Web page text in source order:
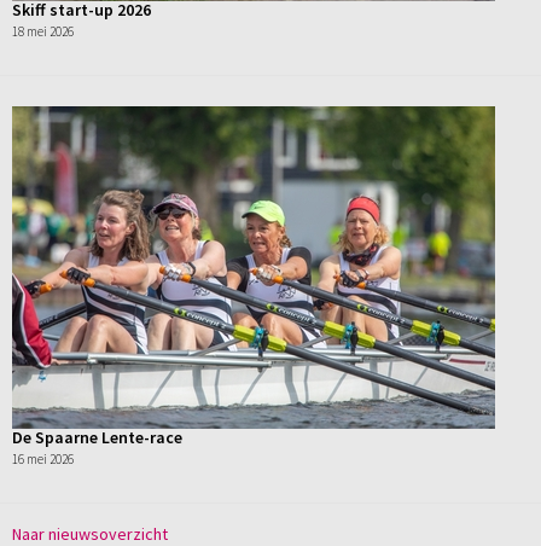
Skiff start-up 2026
18 mei 2026
De Spaarne Lente-race
16 mei 2026
Naar nieuwsoverzicht